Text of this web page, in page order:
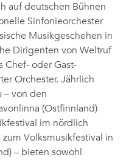
auf deutschen Bühnen
Sinfonieorchester
Musikgeschehen in
Dirigenten von Weltruf
Chef- oder Gast-
Orchester. Jährlich
– von den
(Ostfinnland)
im nördlich
Volksmusikfestival in
– bieten sowohl